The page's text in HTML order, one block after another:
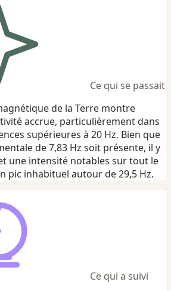
Ce qui se passait
de la Terre montre
accrue, particulièrement dans
supérieures à 20 Hz. Bien que
de 7,83 Hz soit présente, il y
une intensité notables sur tout le
pic inhabituel autour de 29,5 Hz.
Ce qui a suivi